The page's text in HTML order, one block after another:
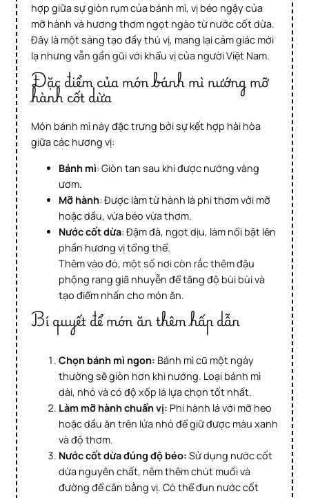
hợp giữa sự giòn rụm của bánh mì, vị béo ngậy của
mỡ hành và hương thơm ngọt ngào từ nước cốt dừa.
Đây là một sáng tạo đầy thú vị, mang lại cảm giác mới
lạ nhưng vẫn gần gũi với khẩu vị của người Việt Nam.
Đặc điểm của món bánh mì nướng mỡ
hành cốt dừa
Món bánh mì này đặc trưng bởi sự kết hợp hài hòa
giữa các hương vị:
Bánh mì: Giòn tan sau khi được nướng vàng
ươm.
Mỡ hành: Được làm từ hành lá phi thơm với mỡ
hoặc dầu, vừa béo vừa thơm.
Nước cốt dừa: Đậm đà, ngọt dịu, làm nổi bật lên
phần hương vị tổng thể.
Thêm vào đó, một số nơi còn rắc thêm đậu
phộng rang giã nhuyễn để tăng độ bùi bùi và
tạo điểm nhấn cho món ăn.
Bí quyết để món ăn thêm hấp dẫn
Chọn bánh mì ngon: Bánh mì cũ một ngày
thường sẽ giòn hơn khi nướng. Loại bánh mì
dài, nhỏ và có độ xốp là lựa chọn tốt nhất.
Làm mỡ hành chuẩn vị: Phi hành lá với mỡ heo
hoặc dầu ăn trên lửa nhỏ để giữ được màu xanh
và độ thơm.
Nước cốt dừa đúng độ béo: Sử dụng nước cốt
dừa nguyên chất, nêm thêm chút muối và
đường để cân bằng vị. Có thể đun nước cốt